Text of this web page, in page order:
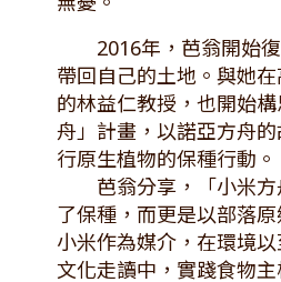
2016年，芭翁開始復
帶回自己的土地。與她
的林益仁教授，也開始
舟」計畫，以諾亞方舟
行原生植物的保種行動。
芭翁分享，「小米方
了保種，而更是以部落
小米作為媒介，在環境
文化走讀中，實踐食物